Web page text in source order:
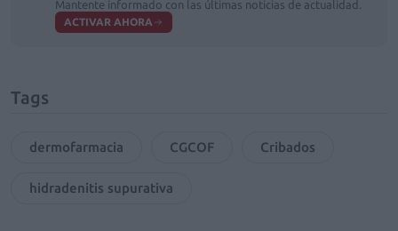
Mantente informado con las últimas noticias de actualidad.
ACTIVAR AHORA
Tags
dermofarmacia CGCOF Cribados
hidradenitis supurativa